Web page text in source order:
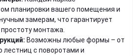
планировки вашего помещения и
замерам, что гарантирует
монтажа.
Возможны любые формы – от
лестниц с поворотами и